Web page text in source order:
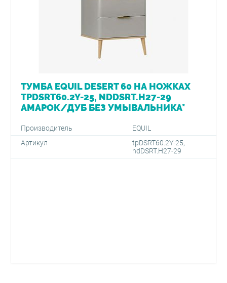
ТУМБА EQUIL DESERT 60 НА НОЖКАХ
TPDSRT60.2Y-25, NDDSRT.H27-29
АМАРОК/ДУБ БЕЗ УМЫВАЛЬНИКА*
Производитель
EQUIL
Артикул
tpDSRT60.2Y-25,
ndDSRT.H27-29